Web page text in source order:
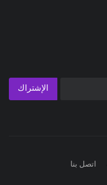
الإشتراك
اتصل بنا